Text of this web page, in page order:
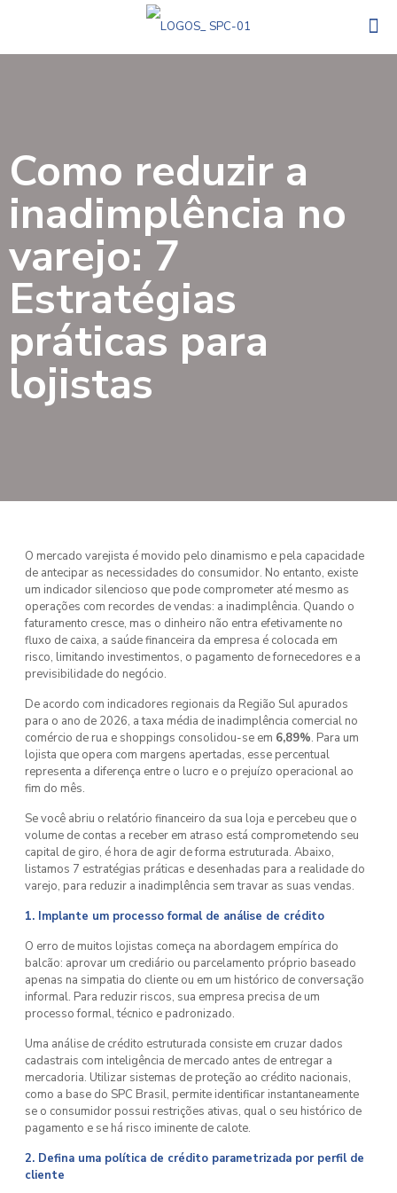
Como reduzir a
inadimplência no
varejo: 7
Estratégias
práticas para
lojistas
O mercado varejista é movido pelo dinamismo e pela capacidade
de antecipar as necessidades do consumidor. No entanto, existe
um indicador silencioso que pode comprometer até mesmo as
operações com recordes de vendas: a inadimplência. Quando o
faturamento cresce, mas o dinheiro não entra efetivamente no
fluxo de caixa, a saúde financeira da empresa é colocada em
risco, limitando investimentos, o pagamento de fornecedores e a
previsibilidade do negócio.
De acordo com indicadores regionais da Região Sul apurados
para o ano de 2026, a taxa média de inadimplência comercial no
comércio de rua e shoppings consolidou-se em 6,89%. Para um
lojista que opera com margens apertadas, esse percentual
representa a diferença entre o lucro e o prejuízo operacional ao
fim do mês.
Se você abriu o relatório financeiro da sua loja e percebeu que o
volume de contas a receber em atraso está comprometendo seu
capital de giro, é hora de agir de forma estruturada. Abaixo,
listamos 7 estratégias práticas e desenhadas para a realidade do
varejo, para reduzir a inadimplência sem travar as suas vendas.
1. Implante um processo formal de análise de crédito
O erro de muitos lojistas começa na abordagem empírica do
balcão: aprovar um crediário ou parcelamento próprio baseado
apenas na simpatia do cliente ou em um histórico de conversação
informal. Para reduzir riscos, sua empresa precisa de um
processo formal, técnico e padronizado.
Uma análise de crédito estruturada consiste em cruzar dados
cadastrais com inteligência de mercado antes de entregar a
mercadoria. Utilizar sistemas de proteção ao crédito nacionais,
como a base do SPC Brasil, permite identificar instantaneamente
se o consumidor possui restrições ativas, qual o seu histórico de
pagamento e se há risco iminente de calote.
2. Defina uma política de crédito parametrizada por perfil de
cliente